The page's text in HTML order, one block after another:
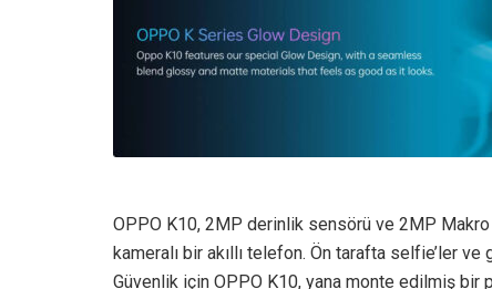
OPPO K10, 2MP derinlik sensörü ve 2MP
kameralı bir akıllı telefon. Ön tarafta selfie’ler ve
Güvenlik için OPPO K10, yana monte edilmiş bir